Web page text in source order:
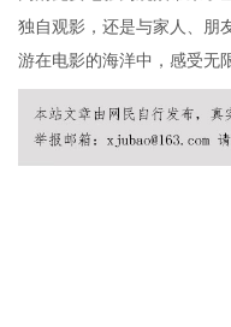
独自观影，还是与家人、朋
游在电影的海洋中，感受无